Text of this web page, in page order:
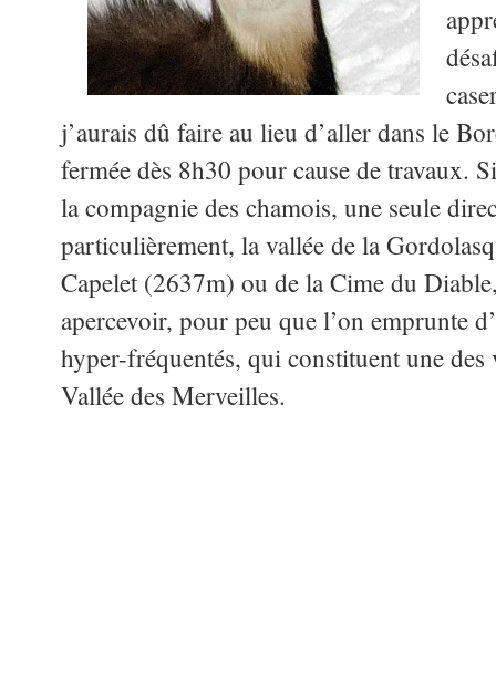
j’aurais dû faire au lieu d’aller dans le
fermée dès 8h30 pour cause de travaux.
la compagnie des chamois, une seule
particulièrement, la vallée de la
Capelet (2637m) ou de la Cime du
apercevoir, pour peu que l’on emprunte
hyper-fréquentés, qui constituent une des
Vallée des Merveilles.